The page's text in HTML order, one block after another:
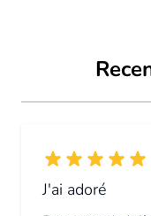
J'ai adoré